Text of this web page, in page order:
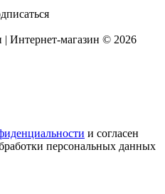
Интернет-магазин © 2026
и согласен
персональных данных